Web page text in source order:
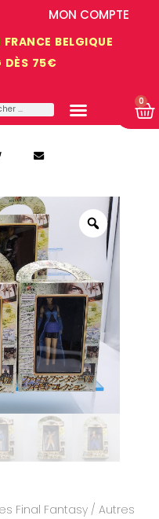
BELGIQUE
DÈS 75€
MON COMPTE
0
Final Fantasy / Autres